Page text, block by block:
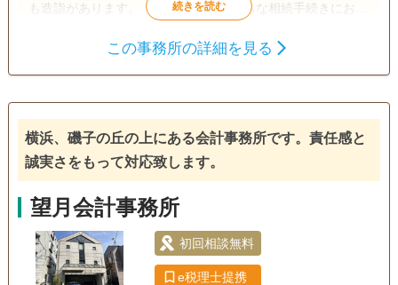
も造詣があります。 １度きりになりがちな相続手続きにおい
活用できる一助となれるよう、先々を見据えた対応を心がけ
訪問可 土日相談可 初回相談無料 18時以降相談可
オンライン面談可 事務所面談可
この事務所の詳細を見る
横浜、磯子の丘の上にある会計事務所です。責任感と
誠実さをもって対応致します。
望月会計事務所
初回相談無料
e税理士提携